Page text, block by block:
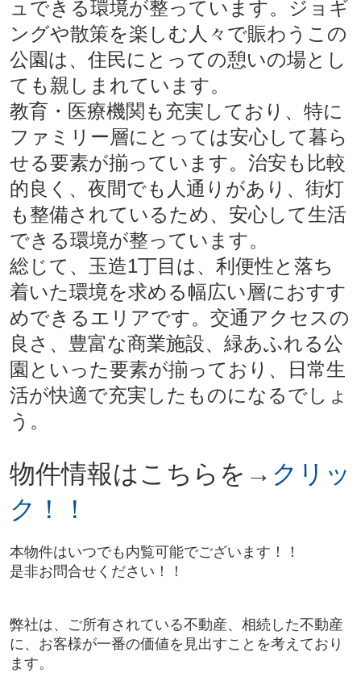
ュできる環境が整っています。ジョギ
ングや散策を楽しむ人々で賑わうこの
公園は、住民にとっての憩いの場とし
ても親しまれています。
教育・医療機関も充実しており、特に
ファミリー層にとっては安心して暮ら
せる要素が揃っています。治安も比較
的良く、夜間でも人通りがあり、街灯
も整備されているため、安心して生活
できる環境が整っています。
総じて、玉造1丁目は、利便性と落ち
着いた環境を求める幅広い層におすす
めできるエリアです。交通アクセスの
良さ、豊富な商業施設、緑あふれる公
園といった要素が揃っており、日常生
活が快適で充実したものになるでしょ
う。
物件情報はこちらを→ クリッ
ク！！
本物件はいつでも内覧可能でございます！！
是非お問合せください！！
弊社は、ご所有されている不動産、相続した不動産
に、お客様が一番の価値を見出すことを考えており
ます。